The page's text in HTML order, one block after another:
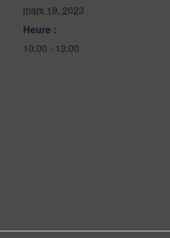
mars 19, 2023
Heure :
10:00 - 13:00